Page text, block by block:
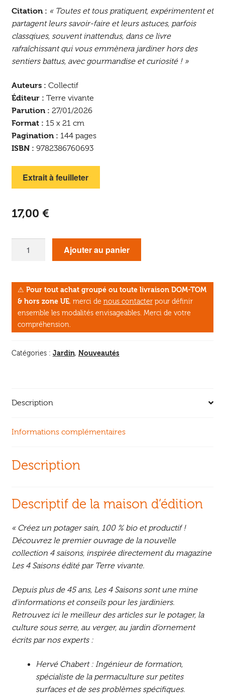
Citation : « Toutes et tous pratiquent, expérimentent et
partagent leurs savoir-faire et leurs astuces, parfois
classqiues, souvent inattendus, dans ce livre
rafraîchissant qui vous emmènera jardiner hors des
sentiers battus, avec gourmandise et curiosité ! »
Auteurs : Collectif
Éditeur : Terre vivante
Parution : 27/01/2026
Format : 15 x 21 cm
Pagination : 144 pages
ISBN : 9782386760693
Extrait à feuilleter
17,00 €
jardine
au
printemps
Ajouter au panier
⚠ Pour tout achat groupé ou toute livraison DOM-TOM
& hors zone UE, merci de nous contacterpour définir
ensemble les modalités envisageables. Merci de votre
compréhension.
Catégories : Jardin, Nouveautés
Description
Informations complémentaires
Description
Descriptif de la maison d’édition
« Créez un potager sain, 100 % bio et productif !
Découvrez le premier ouvrage de la nouvelle
collection 4 saisons, inspirée directement du magazine
Les 4 Saisons édité par Terre vivante.
Depuis plus de 45 ans, Les 4 Saisons sont une mine
d’informations et conseils pour les jardiniers.
Retrouvez ici le meilleur des articles sur le potager, la
culture sous serre, au verger, au jardin d’ornement
écrits par nos experts :
Hervé Chabert : Ingénieur de formation,
spécialiste de la permaculture sur petites
surfaces et de ses problèmes spécifiques.